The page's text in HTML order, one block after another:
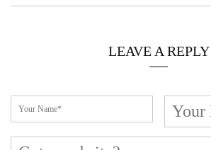
Cerca L’articolo